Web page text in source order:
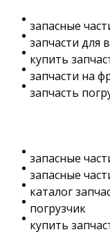
запасные
запчасти для
купить
запчасти на
запчасть
запасные
запасные
каталог
погрузчик
купить